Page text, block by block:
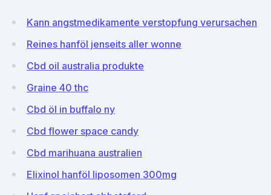
Kann angstmedikamente verstopfung verursachen
Reines hanföl jenseits aller wonne
Cbd oil australia produkte
Graine 40 thc
Cbd öl in buffalo ny
Cbd flower space candy
Cbd marihuana australien
Elixinol hanföl liposomen 300mg